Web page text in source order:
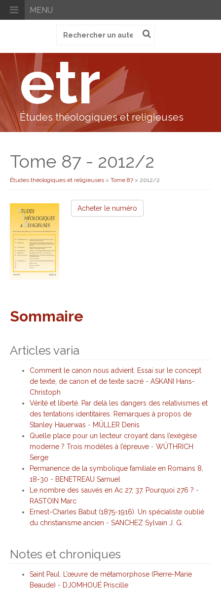
MENU
pour
etr
Études théologiques et religieuses
Tome 87 - 2012/2
Études théologiques et religieuses > Tome 87 > 2012/2
Acheter le numéro
Sommaire
Articles varia
Comment le canon nous advient. Essai sur le concept
de texte, de canon et de texte sacré - ASKANI Hans-
Christoph
Vérité et liberté. Par delà les dangers des relativismes et
des tentations identitaires. Remarques à propos de
Stanley Hauerwas - MÜLLER Denis
Quelle place pour un lecteur croyant dans l’exégèse
moderne ? Trois modèles à l’épreuve - WÜTHRICH
Serge
Permanence de la symbolique familiale en Romains 8,
18-30 - BENETREAU Samuel
Le nombre des sauvés en Ac 27, 37. Pourquoi 276 ? -
RASTOIN Marc
Ernest-Charles Babut (1875-1916). Un spécialiste oublié
du christianisme ancien - SANCHEZ Sylvain J. G.
Notes et chroniques
Saint Paul. L’œuvre de métamorphose (Pierre-Marie
Beaude) - DJOMHOUÉ Priscille